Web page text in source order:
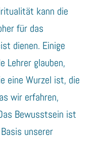
kann die
für das
dienen. Einige
Lehrer glauben,
eine Wurzel ist, die
wir erfahren,
Bewusstsein ist
unserer